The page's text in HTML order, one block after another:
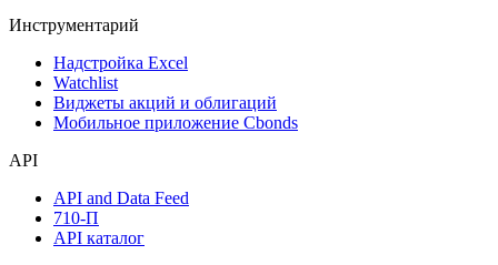
Инструментарий
Надстройка Excel
Watchlist
Виджеты акций и облигаций
Мобильное приложение Cbonds
API
API and Data Feed
710-П
API каталог